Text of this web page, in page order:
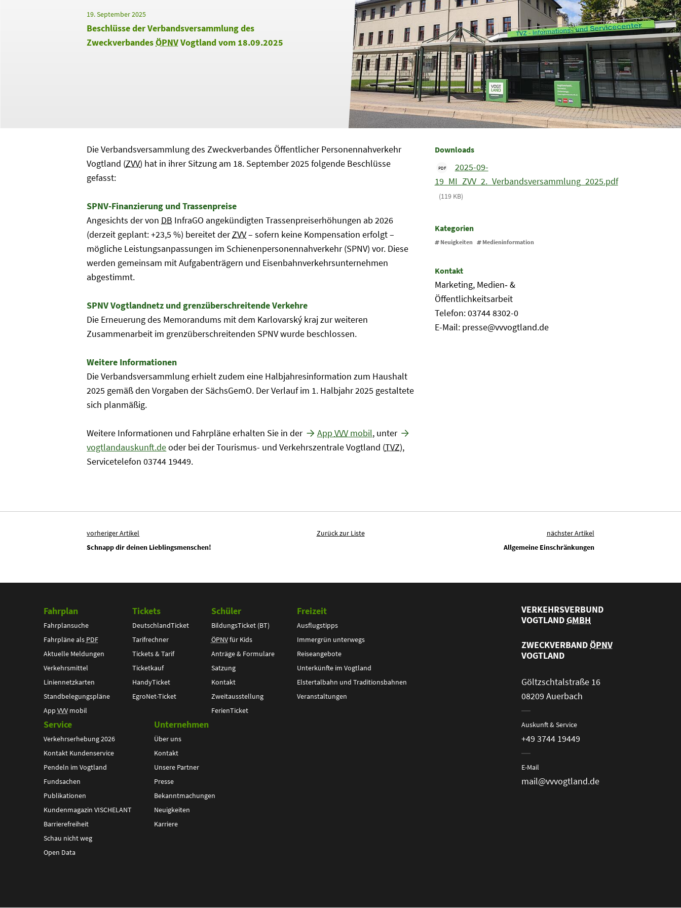
19. September 2025
Beschlüsse der Verbandsversammlung des
ZweckverbandesÖPNVVogtland vom 18.09.2025
Die Verbandsversammlung des Zweckverbandes Öffentlicher Personennahverkehr
Vogtland (ZVV) hat in ihrer Sitzung am 18. September 2025 folgende Beschlüsse
gefasst:
SPNV-Finanzierung und Trassenpreise
Angesichts der von DB InfraGO angekündigten Trassenpreiserhöhungen ab 2026
(derzeit geplant: +23,5 %) bereitet derZVV– sofern keine Kompensation erfolgt –
mögliche Leistungsanpassungen im Schienenpersonennahverkehr (SPNV) vor. Diese
werden gemeinsam mit Aufgabenträgern und Eisenbahnverkehrsunternehmen
abgestimmt.
SPNV Vogtlandnetz und grenzüberschreitende Verkehre
Die Erneuerung des Memorandums mit dem Karlovarský kraj zur weiteren
Zusammenarbeit im grenzüberschreitenden SPNV wurde beschlossen.
Weitere Informationen
Die Verbandsversammlung erhielt zudem eine Halbjahresinformation zum Haushalt
2025 gemäß den Vorgaben der SächsGemO. Der Verlauf im 1. Halbjahr 2025 gestaltete
sich planmäßig.
Weitere Informationen und Fahrpläne erhalten Sie in der App VVVmobil, unter
vogtlandauskunft.deoder bei der Tourismus- und Verkehrszentrale Vogtland (TVZ),
Servicetelefon 03744 19449.
Downloads
PDF
2025-09-
19_MI_ZVV_2._Verbandsversammlung_2025.pdf
(119 KB)
Kategorien
Neuigkeiten Medieninformation
Kontakt
Marketing, Medien‐ &
Öffentlichkeitsarbeit
Telefon: 03744 8302-0
E-Mail: presse@vvvogtland.de
vorheriger Artikel
Schnapp dir deinen Lieblingsmenschen!
nächster Artikel
Allgemeine Einschränkungen
Zurück zur Liste
Fahrplan
Fahrplansuche
Fahrpläne als PDF
Aktuelle Meldungen
Verkehrsmittel
Liniennetzkarten
Standbelegungspläne
App VVVmobil
Tickets
DeutschlandTicket
Tarifrechner
Tickets & Tarif
Ticketkauf
HandyTicket
EgroNet-Ticket
Schüler
BildungsTicket (BT)
ÖPNVfür Kids
Anträge & Formulare
Satzung
Kontakt
Zweitausstellung
FerienTicket
Freizeit
Ausflugstipps
Immergrün unterwegs
Reiseangebote
Unterkünfte im Vogtland
Elstertalbahn und Traditionsbahnen
Veranstaltungen
Service
Verkehrserhebung 2026
Kontakt Kundenservice
Pendeln im Vogtland
Fundsachen
Publikationen
Kundenmagazin VISCHELANT
Barrierefreiheit
Schau nicht weg
Open Data
Unternehmen
Über uns
Kontakt
Unsere Partner
Presse
Bekanntmachungen
Neuigkeiten
Karriere
VERKEHRSVERBUND
VOGTLANDGMBH
ZWECKVERBANDÖPNV
VOGTLAND
Göltzschtalstraße 16
08209 Auerbach
Auskunft & Service
+49 3744 19449
E-Mail
mail@vvvogtland.de